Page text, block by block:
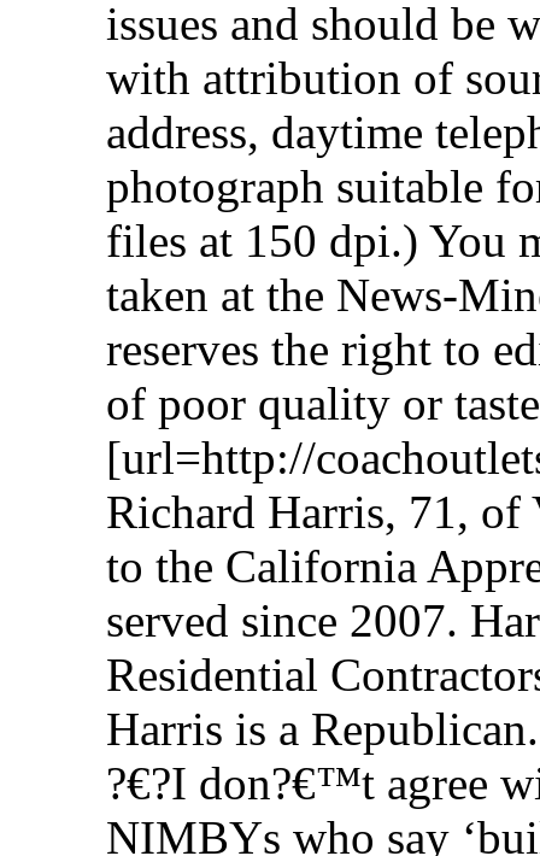
issues and should be
with attribution of
address, daytime
photograph suitable
files at 150 dpi.) You
taken at the News-
reserves the right to
of poor quality or
[url=http://
Richard Harris, 71, of
to the California
served since 2007.
Residential
Harris is a Republican.
?€?I don?€™t agree
NIMBYs who say